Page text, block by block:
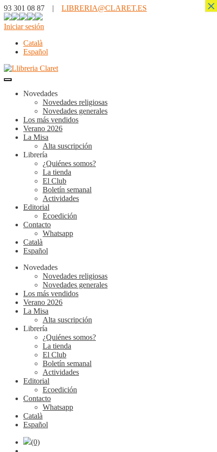
93 301 08 87 | LIBRERIA@CLARET.ES
Iniciar sesión
Català
Español
Novedades
Novedades religiosas
Novedades generales
Los más vendidos
Verano 2026
La Misa
Alta suscripción
Librería
¿Quiénes somos?
La tienda
El Club
Boletín semanal
Actividades
Editorial
Ecoedición
Contacto
Whatsapp
Català
Español
Novedades
Novedades religiosas
Novedades generales
Los más vendidos
Verano 2026
La Misa
Alta suscripción
Librería
¿Quiénes somos?
La tienda
El Club
Boletín semanal
Actividades
Editorial
Ecoedición
Contacto
Whatsapp
Català
Español
(0)
×